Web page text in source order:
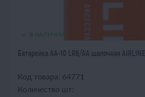
В НАЛИЧИИ
Батарейка AA-10 LR6/AA щелочная AIRLINE
Код товара: 64771
Количество шт: